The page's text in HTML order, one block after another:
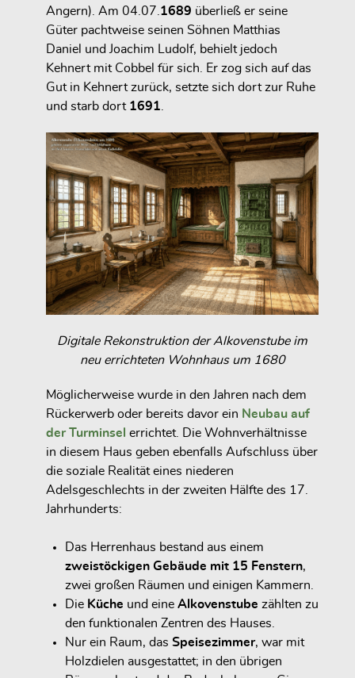
Angern). Am 04.07.1689 überließ er seine
Güter pachtweise seinen Söhnen Matthias
Daniel und Joachim Ludolf, behielt jedoch
Kehnert mit Cobbel für sich. Er zog sich auf das
Gut in Kehnert zurück, setzte sich dort zur Ruhe
und starb dort 1691.
Digitale Rekonstruktion der Alkovenstube im
neu errichteten Wohnhaus um 1680
Möglicherweise wurde in den Jahren nach dem
Rückerwerb oder bereits davor ein Neubau auf
der Turminsel errichtet. Die Wohnverhältnisse
in diesem Haus geben ebenfalls Aufschluss über
die soziale Realität eines niederen
Adelsgeschlechts in der zweiten Hälfte des 17.
Jahrhunderts:
Das Herrenhaus bestand aus einem
zweistöckigen Gebäude mit 15 Fenstern,
zwei großen Räumen und einigen Kammern.
Die Küche und eine Alkovenstube zählten zu
den funktionalen Zentren des Hauses.
Nur ein Raum, das Speisezimmer, war mit
Holzdielen ausgestattet; in den übrigen